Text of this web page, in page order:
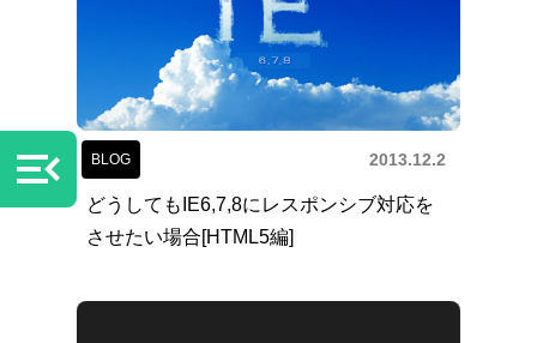
BLOG 2013.12.2
どうしてもIE6,7,8にレスポンシブ対応を
させたい場合[HTML5編]
menu_open